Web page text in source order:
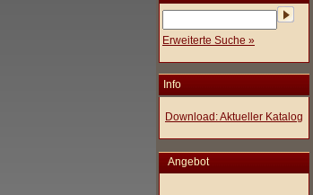
Erweiterte Suche »
Info
Download: Aktueller Katalog
Angebot